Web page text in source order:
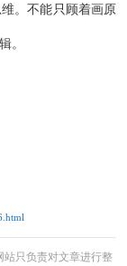
。不能只顾着画原
。
站只负责对文章进行整